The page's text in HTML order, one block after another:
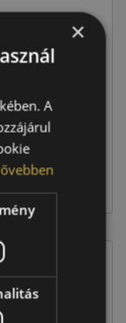
40 190 Ft
760 Ft
×
A